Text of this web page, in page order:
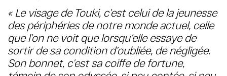
« Le visage de Touki, c’est celui de la jeunesse
des périphéries de notre monde actuel, celle
que l’on ne voit que lorsqu’elle essaye de
sortir de sa condition d’oubliée, de négligée.
Son bonnet, c’est sa coiffe de fortune,